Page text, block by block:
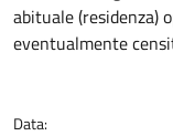
abituale (residenza)
eventualmente
Data: